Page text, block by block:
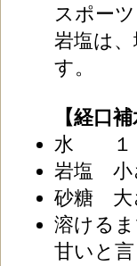
スポー
岩塩は
す。
【経口
水 １リ
岩塩 小
砂糖 大
溶ける
甘いと